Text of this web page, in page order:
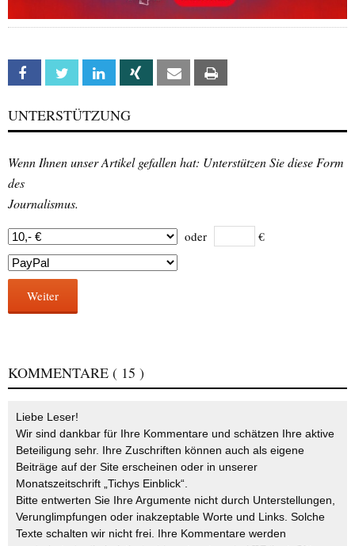
Facebook Twitter Linkedin Xing Email
UNTERSTÜTZUNG
Wenn Ihnen unser Artikel gefallen hat: Unterstützen Sie diese Form
des
Journalismus.
oder €
Weiter
KOMMENTARE ( 15 )
Liebe Leser!
Wir sind dankbar für Ihre Kommentare und schätzen Ihre aktive
Beteiligung sehr. Ihre Zuschriften können auch als eigene
Beiträge auf der Site erscheinen oder in unserer
Monatszeitschrift „Tichys Einblick“.
Bitte entwerten Sie Ihre Argumente nicht durch Unterstellungen,
Verunglimpfungen oder inakzeptable Worte und Links. Solche
Texte schalten wir nicht frei. Ihre Kommentare werden